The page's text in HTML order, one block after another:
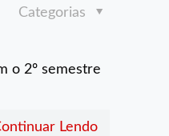
Categorias
o 2º semestre
Lendo